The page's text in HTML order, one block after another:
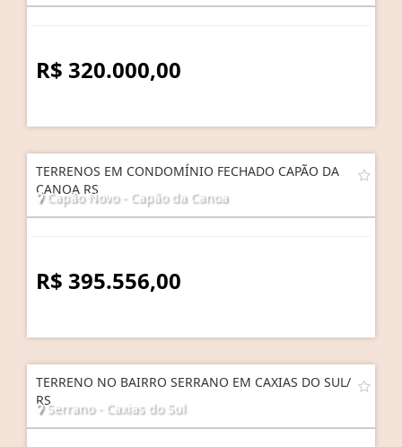
R$ 320.000,00
TERRENOS EM CONDOMÍNIO FECHADO CAPÃO DA
CANOA RS
Capão Novo - Capão da Canoa
R$ 395.556,00
TERRENO NO BAIRRO SERRANO EM CAXIAS DO SUL/
RSSerrano - Caxias do Sul